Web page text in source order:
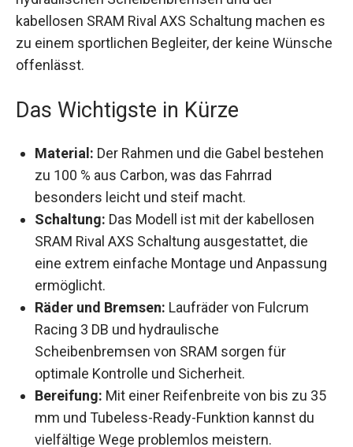
hydraulischen Scheibenbremsen und der
kabellosen SRAM Rival AXS Schaltung machen es
zu einem sportlichen Begleiter, der keine
Wünsche offenlässt.
Das Wichtigste in Kürze
Material: Der Rahmen und die Gabel bestehen
zu 100 % aus Carbon, was das Fahrrad
besonders leicht und steif macht.
Schaltung: Das Modell ist mit der kabellosen
SRAM Rival AXS Schaltung ausgestattet, die
eine extrem einfache Montage und
Anpassung ermöglicht.
Räder und Bremsen: Laufräder von Fulcrum
Racing 3 DB und hydraulische
Scheibenbremsen von SRAM sorgen für
optimale Kontrolle und Sicherheit.
Bereifung: Mit einer Reifenbreite von bis zu
35 mm und Tubeless-Ready-Funktion kannst